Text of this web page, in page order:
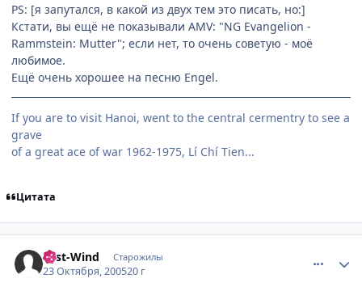
PS: [я запутался, в какой из двух тем это писать, но:]
Кстати, вы ещё не показывали AMV: "NG Evangelion -
Rammstein: Mutter"; если нет, то очень советую - моё
любимое.
Ещё очень хорошее на песню Engel.
If you are to visit Hanoi, went to the central cermentry to see a
grave
of a great ace of war 1962-1975, Lí Chí Tien...
Цитата
East-Wind Старожилы
23 Октября, 200520 г